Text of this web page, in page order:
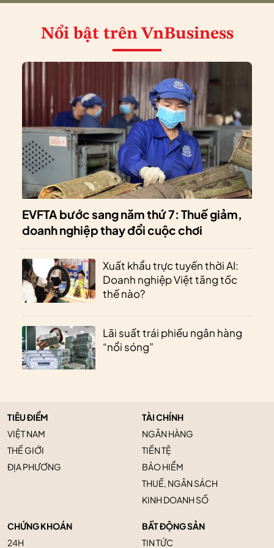
Nổi bật trên VnBusiness
EVFTA bước sang năm thứ 7: Thuế giảm,
doanh nghiệp thay đổi cuộc chơi
Xuất khẩu trực tuyến thời AI:
Doanh nghiệp Việt tăng tốc
thế nào?
Lãi suất trái phiếu ngân hàng
“nổi sóng”
TIÊU ĐIỂM
VIỆT NAM
THẾ GIỚI
ĐỊA PHƯƠNG
TÀI CHÍNH
NGÂN HÀNG
TIỀN TỆ
BẢO HIỂM
THUẾ, NGÂN SÁCH
KINH DOANH SỐ
CHỨNG KHOÁN
24H
BẤT ĐỘNG SẢN
TIN TỨC